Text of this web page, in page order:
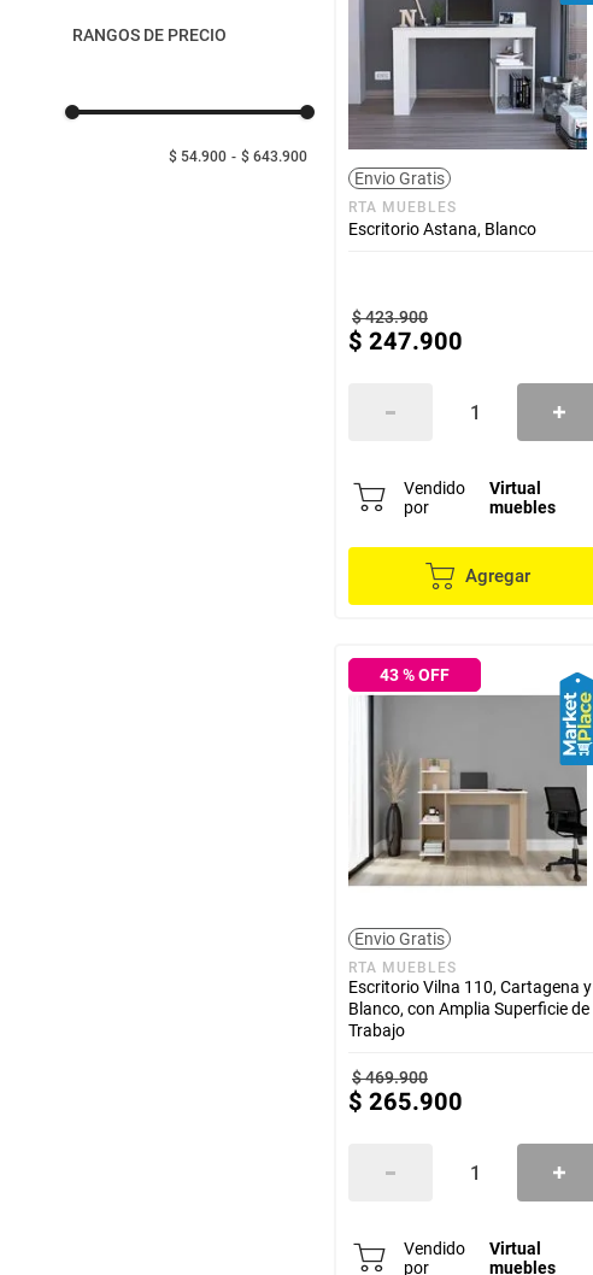
Rimax
RANGOS DE PRECIO
$ 54.900 $ 643.900
Envio Gratis
RTA MUEBLES
Escritorio Astana, Blanco
$423.900
$ 247.900
Vendido
por
Virtual
muebles
Agregar
Envio Gratis
43% OFF
RTA MUEBLES
Escritorio Vilna 110, Cartagena y
Blanco, con Amplia Superficie de
Trabajo
$469.900
$ 265.900
Vendido
por
Virtual
muebles
Mantequilla